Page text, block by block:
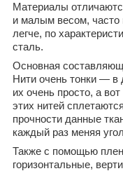
Материалы
и малым весом, часто
легче, по
сталь.
Основная
Нити очень тонки —
их очень просто, а
этих нитей
прочности данные
каждый раз меняя
Также с помощью
горизонтальные,